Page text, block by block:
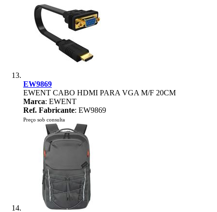
EW9869
EWENT CABO HDMI PARA VGA M/F 20CM
Marca: EWENT
Ref. Fabricante: EW9869
Preço sob consulta